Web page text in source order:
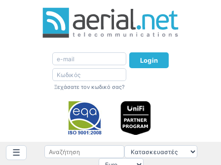
Login
Ξεχάσατε τον κωδικό σας?
☰